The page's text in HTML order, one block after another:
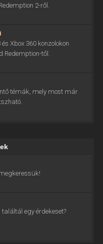
2-ről.
Xbox 360 konzolokon
Redemption-től.
témák, mely most már
találtál egy érdekeset?